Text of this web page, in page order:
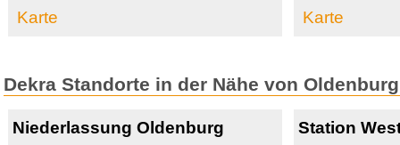
Karte
Karte
Dekra Standorte in der Nähe von
Niederlassung Oldenburg
Station